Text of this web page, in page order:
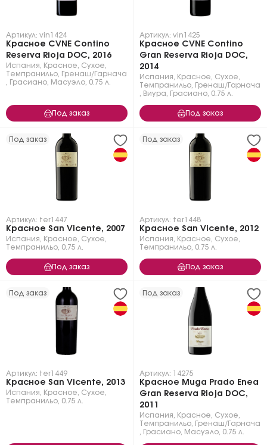
Артикул: vin1424
Красное CVNE Contino
Reserva Rioja DOC, 2016
Испания Красное Сухое
Темпранильо
Гренаш/Гарнача
Грасиано Масуэло 0.75 л.
Под заказ
Артикул: vin1425
Красное CVNE Contino
Gran Reserva Rioja DOC,
2014
Испания Красное Сухое
Темпранильо
Гренаш/Гарнача
Виура Грасиано 0.75 л.
Под заказ
Под заказ
Артикул: ter1447
Красное San Vicente, 2007
Испания Красное Сухое
Темпранильо 0.75 л.
Под заказ
Под заказ
Артикул: ter1448
Красное San Vicente, 2012
Испания Красное Сухое
Темпранильо 0.75 л.
Под заказ
Под заказ
Артикул: ter1449
Красное San Vicente, 2013
Испания Красное Сухое
Темпранильо 0.75 л.
Под заказ
Артикул: 14275
Красное Muga Prado Enea
Gran Reserva Rioja DOC,
2011
Испания Красное Сухое
Темпранильо
Гренаш/Гарнача
Грасиано Масуэло 0.75 л.